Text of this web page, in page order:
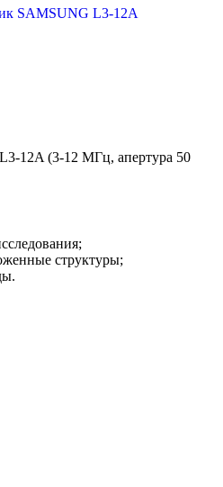
12A (3-12 МГц, апертура 50
структуры;